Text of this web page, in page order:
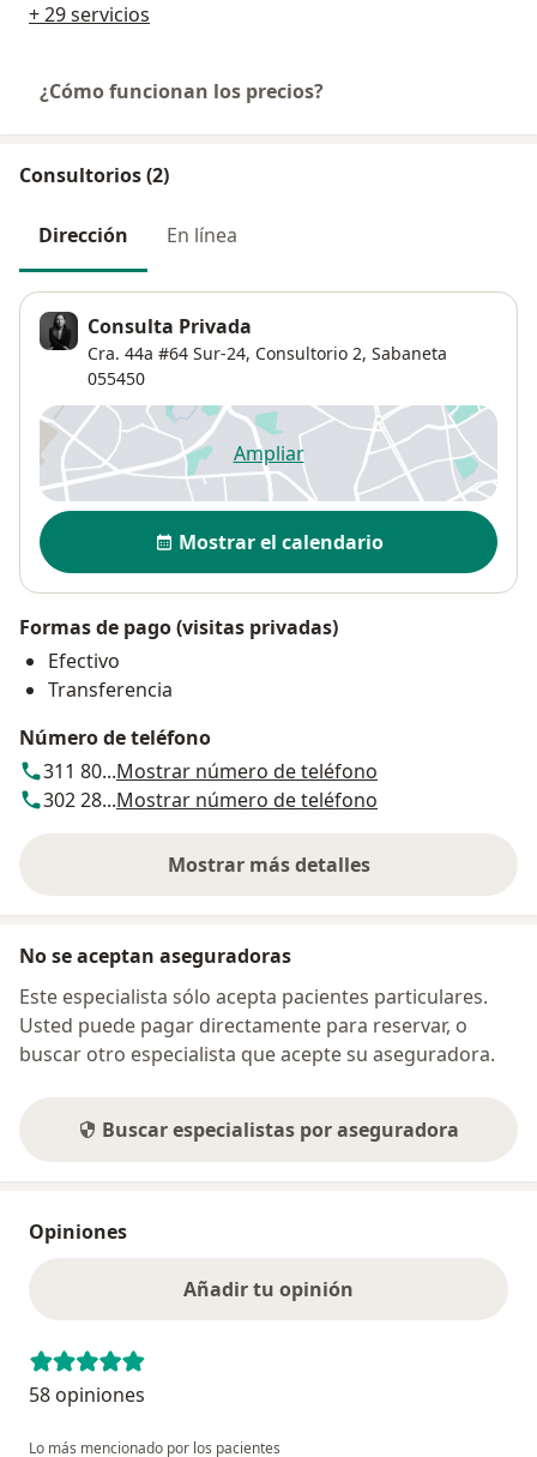
+ 29 servicios
¿Cómo funcionan los precios?
Consultorios (2)
Dirección En línea
Consulta Privada
Cra. 44a #64 Sur-24, Consultorio 2, Sabaneta
055450
Ampliarse abre en una nueva
Disponibilidad
Mostrar el calendario
Formas de pago (visitas privadas)
Efectivo
Transferencia
Número de teléfono
311 80...Mostrar número de teléfono
302 28...Mostrar número de teléfono
Mostrar más detalles
sobre la dirección
No se aceptan aseguradoras
Este especialista sólo acepta pacientes particulares.
Usted puede pagar directamente para reservar, o
buscar otro especialista que acepte su aseguradora.
Buscar especialistas por aseguradora
Opiniones
Añadir tu opinión
58 opiniones
Lo más mencionado por los pacientes